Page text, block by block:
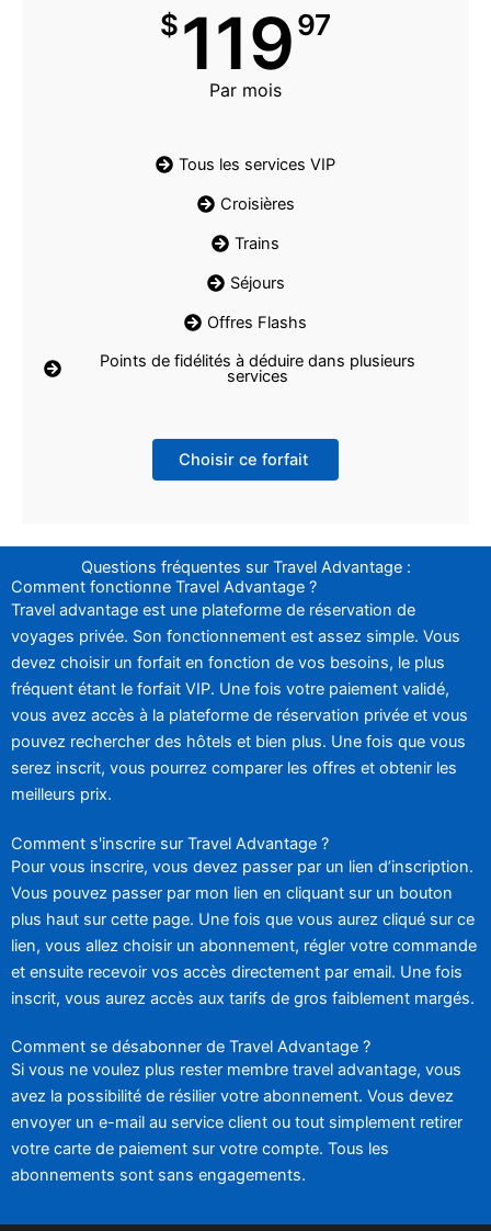
$11997
Par mois
Tous les services VIP
Croisières
Trains
Séjours
Offres Flashs
Points de fidélités à déduire dans plusieurs
services
Choisir ce forfait
Questions fréquentes sur Travel Advantage :
Comment fonctionne Travel Advantage ?
Travel advantage est une plateforme de réservation de
voyages privée. Son fonctionnement est assez simple. Vous
devez choisir un forfait en fonction de vos besoins, le plus
fréquent étant le forfait VIP. Une fois votre paiement validé,
vous avez accès à la plateforme de réservation privée et vous
pouvez rechercher des hôtels et bien plus. Une fois que vous
serez inscrit, vous pourrez comparer les offres et obtenir les
meilleurs prix.
Comment s'inscrire sur Travel Advantage ?
Pour vous inscrire, vous devez passer par un lien d’inscription.
Vous pouvez passer par mon lien en cliquant sur un bouton
plus haut sur cette page. Une fois que vous aurez cliqué sur ce
lien, vous allez choisir un abonnement, régler votre commande
et ensuite recevoir vos accès directement par email. Une fois
inscrit, vous aurez accès aux tarifs de gros faiblement margés.
Comment se désabonner de Travel Advantage ?
Si vous ne voulez plus rester membre travel advantage, vous
avez la possibilité de résilier votre abonnement. Vous devez
envoyer un e-mail au service client ou tout simplement retirer
votre carte de paiement sur votre compte. Tous les
abonnements sont sans engagements.